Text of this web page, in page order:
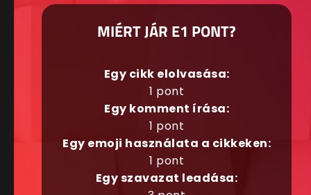
MIÉRT JÁR E1 PONT?
Egy cikk elolvasása:
1 pont
Egy komment írása:
1 pont
Egy emoji használata a cikkeken:
1 pont
Egy szavazat leadása: